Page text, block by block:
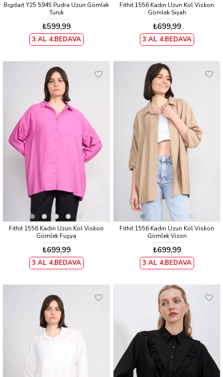
Bıgdart Y25 5945 Pudra Uzun Gömlek
Tunik
₺599,99
3 AL 4.BEDAVA
Fithit 1556 Kadın Uzun Kol Viskon
Gömlek Siyah
₺699,99
3 AL 4.BEDAVA
Fithit 1556 Kadın Uzun Kol Viskon
Gömlek Fuşya
₺699,99
3 AL 4.BEDAVA
Fithit 1556 Kadın Uzun Kol Viskon
Gömlek Vizon
₺699,99
3 AL 4.BEDAVA